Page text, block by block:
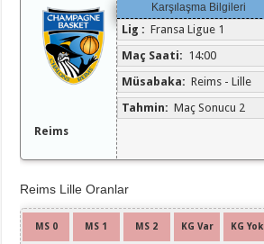
Reims
Karşılaşma Bilgileri
Lig : Fransa Ligue 1
Maç Saati: 14:00
Müsabaka: Reims - Lille
Tahmin: Maç Sonucu 2
Reims Lille Oranlar
MS 0 MS 1 MS 2 KG Var KG Yok